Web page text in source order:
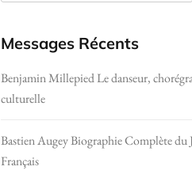
Messages Récents
Benjamin Millepied Le danseur,
culturelle
Bastien Augey Biographie Complète du
Français